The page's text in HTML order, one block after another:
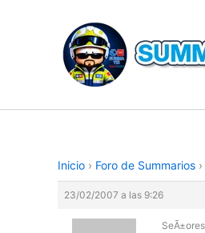
contenido
Inicio › Foro de Summarios ›
23/02/2007 a las 9:26